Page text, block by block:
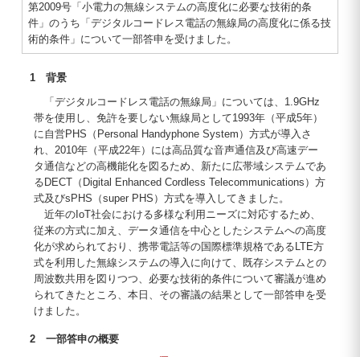
第2009号「小電力の無線システムの高度化に必要な技術的条
件」のうち「デジタルコードレス電話の無線局の高度化に係る技
術的条件」について一部答申を受けました。
1 背景
「デジタルコードレス電話の無線局」については、1.9GHz
帯を使用し、免許を要しない無線局として1993年（平成5年）
に自営PHS（Personal Handyphone System）方式が導入さ
れ、2010年（平成22年）には高品質な音声通信及び高速デー
タ通信などの高機能化を図るため、新たに広帯域システムであ
るDECT（Digital Enhanced Cordless Telecommunications）方
式及びsPHS（super PHS）方式を導入してきました。
近年のIoT社会における多様な利用ニーズに対応するため、
従来の方式に加え、データ通信を中心としたシステムへの高度
化が求められており、携帯電話等の国際標準規格であるLTE方
式を利用した無線システムの導入に向けて、既存システムとの
周波数共用を図りつつ、必要な技術的条件について審議が進め
られてきたところ、本日、その審議の結果として一部答申を受
けました。
2 一部答申の概要